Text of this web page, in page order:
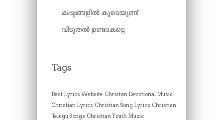
കഷ്ടങ്ങളിൽ കൂടെയുണ്ട്
വിടുതൽ ഉണ്ടാകട്ടെ
Tags
Best Lyrics Website Christan Devotional Music
Christian Lyrics Christian Song Lyrics Christian
Telugu Songs Christian Youth Music